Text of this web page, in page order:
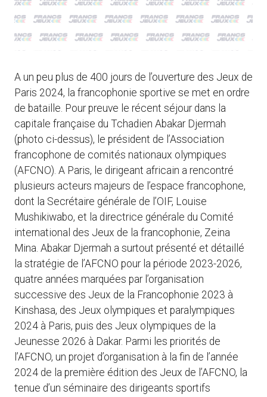
A un peu plus de 400 jours de l’ouverture des Jeux de
Paris 2024, la francophonie sportive se met en ordre
de bataille. Pour preuve le récent séjour dans la
capitale française du Tchadien Abakar Djermah
(photo ci-dessus), le président de l’Association
francophone de comités nationaux olympiques
(AFCNO). A Paris, le dirigeant africain a rencontré
plusieurs acteurs majeurs de l’espace francophone,
dont la Secrétaire générale de l’OIF, Louise
Mushikiwabo, et la directrice générale du Comité
international des Jeux de la francophonie, Zeina
Mina. Abakar Djermah a surtout présenté et détaillé
la stratégie de l’AFCNO pour la période 2023-2026,
quatre années marquées par l’organisation
successive des Jeux de la Francophonie 2023 à
Kinshasa, des Jeux olympiques et paralympiques
2024 à Paris, puis des Jeux olympiques de la
Jeunesse 2026 à Dakar. Parmi les priorités de
l’AFCNO, un projet d’organisation à la fin de l’année
2024 de la première édition des Jeux de l’AFCNO, la
tenue d’un séminaire des dirigeants sportifs